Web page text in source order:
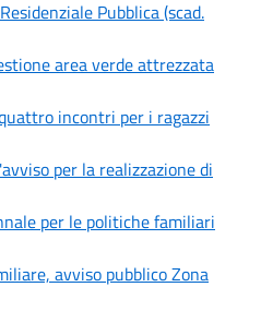
Pubblica (scad.
area verde attrezzata
incontri per i ragazzi
per la realizzazione di
per le politiche familiari
avviso pubblico Zona